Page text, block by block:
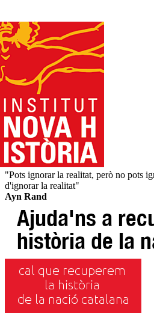
"Pots ignorar la realitat, però no pots
d'ignorar la realitat"
Ayn Rand